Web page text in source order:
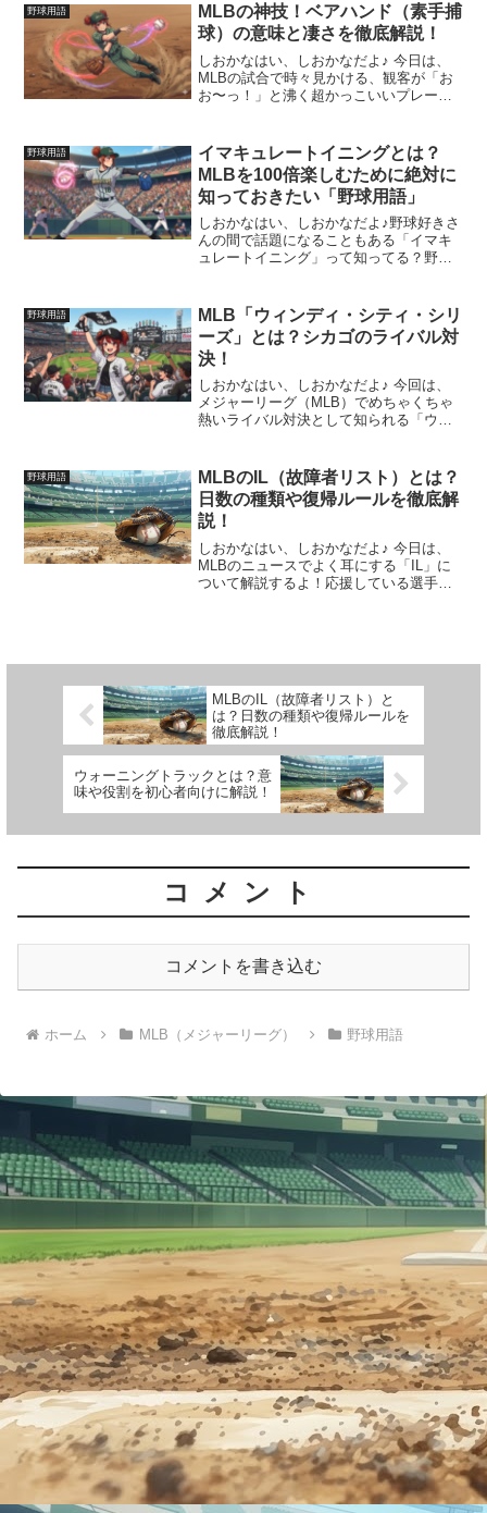
レーがたくさんあるけど、それを支えて
いるのがこの「ウォー...
野球用語
MLBの神技！ベアハンド（素手捕
球）の意味と凄さを徹底解説！
しおかなはい、しおかなだよ♪ 今日は、
MLBの試合で時々見かける、観客が「お
お〜っ！」と沸く超かっこいいプレー
備の奥深さに気づけるはず！ベアハンド
とは「グラブを使わず...
野球用語
イマキュレートイニングとは？
MLBを100倍楽しむために絶対に
知っておきたい「野球用語」
しおかなはい、しおかなだよ♪野球好きさ
んの間で話題になることもある「イマキ
ュレートイニング」って知ってる？野球
は「イマキュレートイニング」につい
て、わかりやすく解説して...
野球用語
MLB「ウィンディ・シティ・シリ
ーズ」とは？シカゴのライバル対
決！
しおかなはい、しおかなだよ♪ 今回は、
メジャーリーグ（MLB）でめちゃくちゃ
熱いライバル対決として知られる「ウィ
カゴを舞台にした、ファンが最高にヒー
ト...
野球用語
MLBのIL（故障者リスト）とは？
日数の種類や復帰ルールを徹底解
説！
しおかなはい、しおかなだよ♪ 今日は、
MLBのニュースでよく耳にする「IL」に
ついて解説するよ！応援している選手が
MLBのIL（故障者リスト）と
は？日数の種類や復帰ルールを
徹底解説！
ウォーニングトラックとは？意
味や役割を初心者向けに解説！
コメント
コメントを書き込む
ホーム MLB（メジャーリーグ） 野球用語